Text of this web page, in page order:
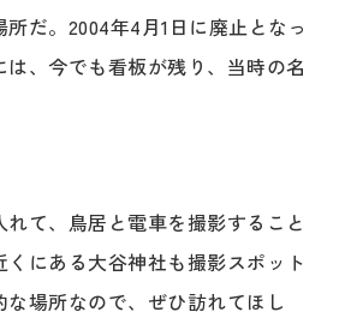
だ。2004年4月1日に廃止となっ
、今でも看板が残り、当時の名
て、鳥居と電車を撮影すること
くにある大谷神社も撮影スポット
な場所なので、ぜひ訪れてほし